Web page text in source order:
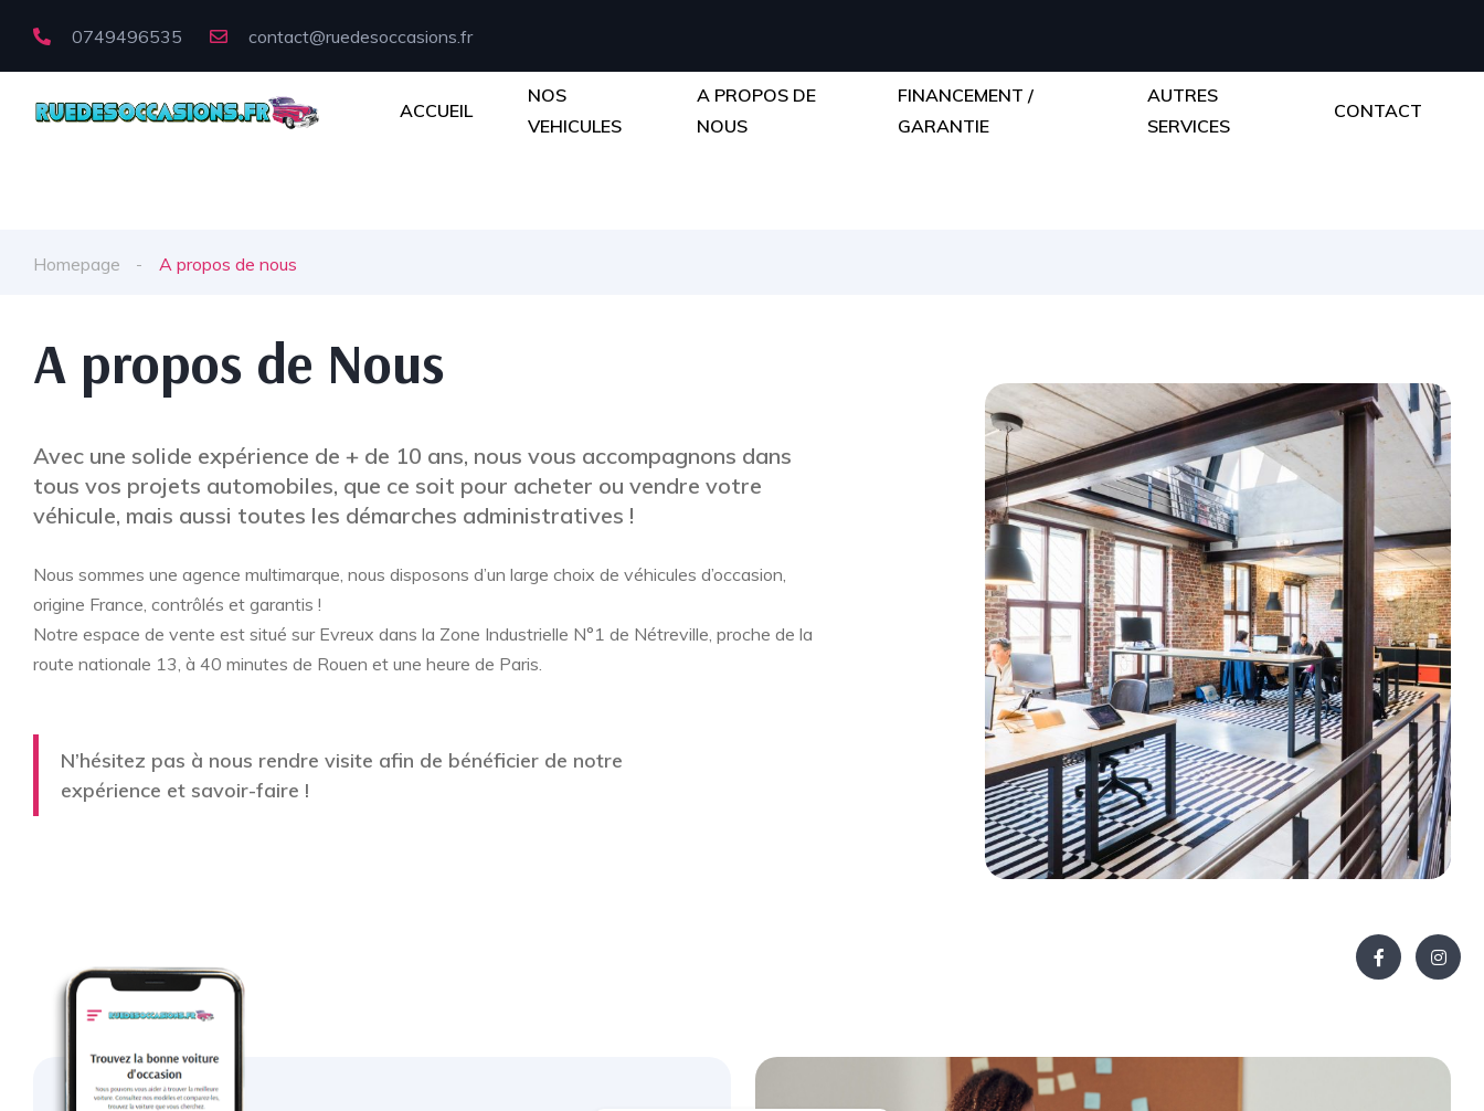
0749496535 contact@ruedesoccasions.fr
ACCUEIL
NOS
VEHICULES
A PROPOS DE
NOUS
FINANCEMENT /
GARANTIE
AUTRES
SERVICES
CONTACT
Homepage A propos de nous
A propos de Nous
Avec une solide expérience de + de 10 ans, nous vous accompagnons dans
tous vos projets automobiles, que ce soit pour acheter ou vendre votre
véhicule, mais aussi toutes les démarches administratives !
Nous sommes une agence multimarque, nous disposons d’un large choix de véhicules d’occasion,
origine France, contrôlés et garantis !
Notre espace de vente est situé sur Evreux dans la Zone Industrielle N°1 de Nétreville, proche de la
route nationale 13, à 40 minutes de Rouen et une heure de Paris.
N’hésitez pas à nous rendre visite afin de bénéficier de notre
expérience et savoir-faire !